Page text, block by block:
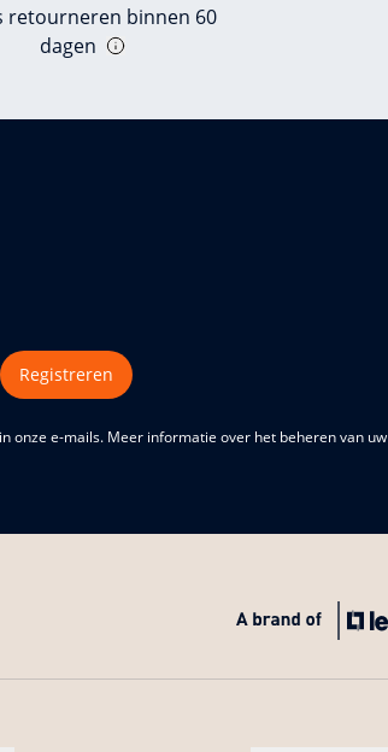
retourneren binnen 60
dagen
Registreren
onze e-mails. Meer informatie over het beheren van uw